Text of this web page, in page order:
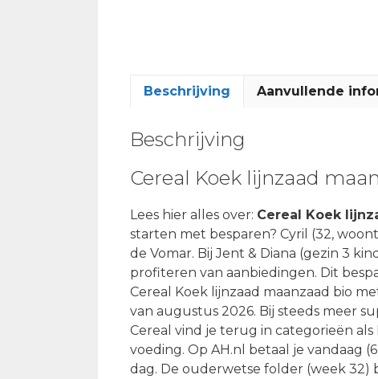
Beschrijving Aanvullende
Beschrijving
Cereal Koek lijnzaad
Lees hier alles over: Cereal Koek
starten met besparen? Cyril (32,
de Vomar. Bij Jent & Diana (gezin 3
profiteren van aanbiedingen. Dit
Cereal Koek lijnzaad maanzaad bio
van augustus 2026. Bij steeds meer
Cereal vind je terug in categorieën
voeding. Op AH.nl betaal je vandaag
dag. De ouderwetse folder (week 32)